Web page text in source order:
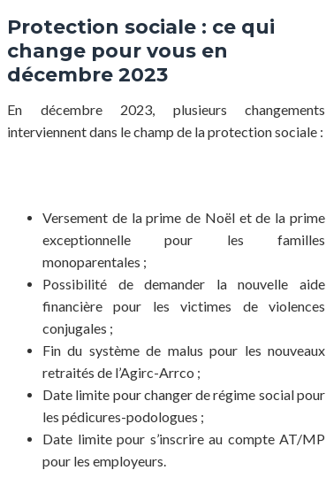
Protection sociale : ce qui
change pour vous en
décembre 2023
En décembre 2023, plusieurs changements
interviennent dans le champ de la protection sociale :
Versement de la prime de Noël et de la prime
exceptionnelle pour les familles
monoparentales ;
Possibilité de demander la nouvelle aide
financière pour les victimes de violences
conjugales ;
Fin du système de malus pour les nouveaux
retraités de l’Agirc-Arrco ;
Date limite pour changer de régime social pour
les pédicures-podologues ;
Date limite pour s’inscrire au compte AT/MP
pour les employeurs.